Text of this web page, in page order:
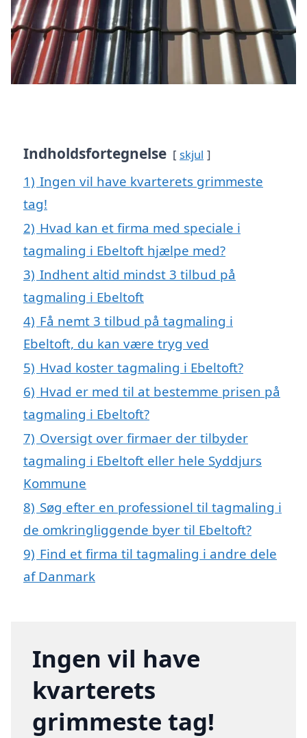
Indholdsfortegnelse skjul
1) Ingen vil have kvarterets grimmeste
tag!
2) Hvad kan et firma med speciale i
tagmaling i Ebeltoft hjælpe med?
3) Indhent altid mindst 3 tilbud på
tagmaling i Ebeltoft
4) Få nemt 3 tilbud på tagmaling i
Ebeltoft, du kan være tryg ved
5) Hvad koster tagmaling i Ebeltoft?
6) Hvad er med til at bestemme prisen på
tagmaling i Ebeltoft?
7) Oversigt over firmaer der tilbyder
tagmaling i Ebeltoft eller hele Syddjurs
Kommune
8) Søg efter en professionel til tagmaling i
de omkringliggende byer til Ebeltoft?
9) Find et firma til tagmaling i andre dele
af Danmark
Ingen vil have
kvarterets
grimmeste tag!